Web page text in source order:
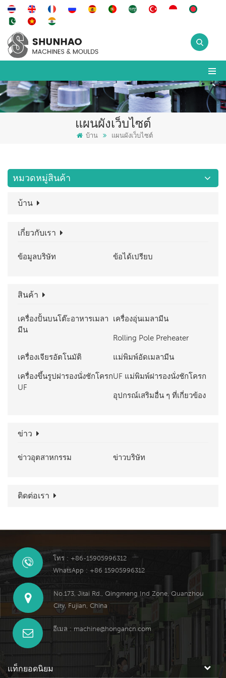
แผนผังเว็บไซต์
บ้าน แผนผังเว็บไซต์
หมวดหมู่สินค้า
บ้าน
เกี่ยวกับเรา
ข้อมูลบริษัท ข้อได้เปรียบ
สินค้า
เครื่องปั้นบนโต๊ะอาหารเมลา
มีน
เครื่องอุ่นเมลามีน
Rolling Pole Preheater
เครื่องเจียรอัตโนมัติ แม่พิมพ์อัดเมลามีน
เครื่องขึ้นรูปฝารองนั่งชักโครก
UF
UF แม่พิมพ์ฝารองนั่งชักโครก
อุปกรณ์เสริมอื่น ๆ ที่เกี่ยวข้อง
ข่าว
ข่าวอุตสาหกรรม ข่าวบริษัท
ติดต่อเรา
โทร : +86-15905996312
WhatsApp : +86 15905996312
No.173, Jitai Rd., Qingmeng Ind Zone, Quanzhou
City, Fujian, China
อีเมล : machine@hongancn.com
แท็กยอดนิยม